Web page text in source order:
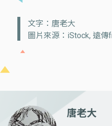
文字：唐老大
圖片來源：iStock, 遠傳
唐老大